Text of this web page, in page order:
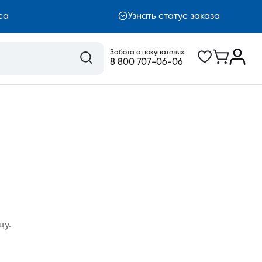
Узнать статус заказа
Забота о покупателях
8 800 707-06-06